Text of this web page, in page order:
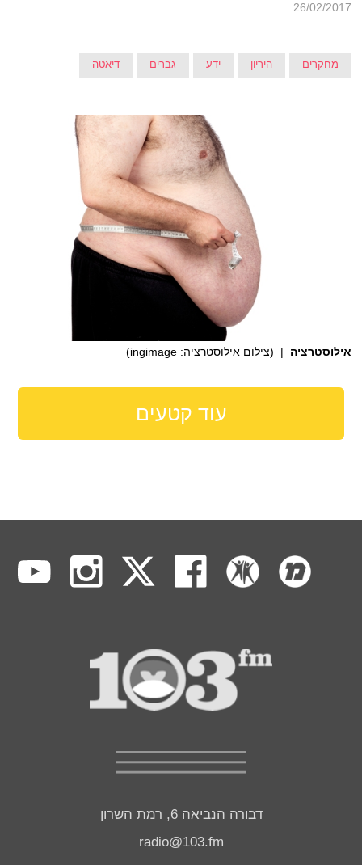
26/02/2017
מחקרים היריון ידע גברים דיאטה
אילוסטרציה | (צילום אילוסטרציה: ingimage)
עוד קטעים
דבורה הנביאה 6, רמת השרון
radio@103.fm